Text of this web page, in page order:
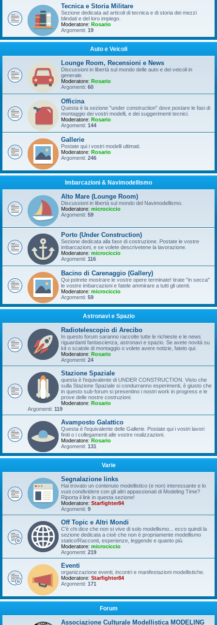
Tecnica e Storia Militare
Sezione dedicata ad articoli di tecnica e di storia dei mezzi
blindati e del loro impiego.
Moderatore: Rosario
Argomenti: 19
Auto e Veicoli
Lounge Room, Recensioni e News
Discussioni in libertà sul mondo delle auto e dei veicoli in
generale.
Moderatore: Rosario
Argomenti: 60
Officina
Questa è la sezione "under construction" dove postare le fasi di
montaggio dei vostri modelli, e dei suggerimenti tecnici.
Moderatore: Rosario
Argomenti: 144
Gallerie
Postate qui i vostri modelli ultimati.
Moderatore: Rosario
Argomenti: 246
Imbarcazioni & Navimodellismo
Alto Mare (Lounge Room)
Discussioni in libertà sul mondo del Navimodellismo.
Moderatore: microciccio
Argomenti: 59
Porto (Under Construction)
Sezione dedicata alla fase di costruzione. Postate le vostre
imbarcazioni, e se volete descrivetene la lavorazione.
Moderatore: microciccio
Argomenti: 116
Bacino di Carenaggio (Gallery)
Qui potrete mostrare le vostre opere terminate! tirate "in secca"
le vostre imbarcazioni e fatele ammirare a tutti gli utenti.
Moderatore: microciccio
Argomenti: 59
Astronavi e Spazio
Radiotelescopio di Arecibo
In questo forum saranno raccolte tutte le richieste e le news
riguardanti fantascienza, astronavi e spazio. Se avete novità su
kit o scatole di montaggio o volete avere notizie, fatelo qui.
Moderatore: Rosario
Argomenti: 24
Stazione Spaziale
questa è l'equivalente di UNDER CONSTRUCTION. Visto che
sulla Stazione Spaziale si condurranno esperimenti, è giusto che
in questo sub-forum si presentino i nostri work in progress e le
prove delle nostre costruzioni.
Moderatore: Rosario
Argomenti: 119
Avamposto Galattico
Questa è l'equivalente delle Gallerie. Postate qui i vostri lavori
finiti o i collegamenti alle vostre realizzazioni.
Moderatore: Rosario
Argomenti: 131
Varie
Segnalazione links
Hai trovato un contenuto modellistico (e non) interessante e lo
vuoi condividere con gli altri appassionati di Modeling Time?
Riporta il link in questa sezione!
Moderatore: Starfighter84
Argomenti: 9
Off Topic e Altri Mondi
C'è chi dice che non si vive di solo modellismo... ecco quindi la
sezione dedicata a cioè che non è propriamente modellismo
statico!Racconti, esperienze, leggende e quanto più.
Moderatore: microciccio
Argomenti: 219
Eventi
organizzazione eventi, incontri e manifestazioni modellistiche.
Moderatore: Starfighter84
Argomenti: 171
Forum
Associazione Culturale Modellistica MODELING